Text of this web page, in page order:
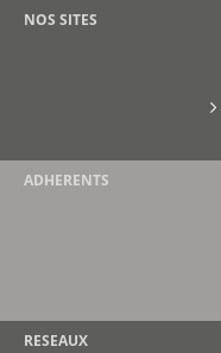
NOS SITES
ADHERENTS
RESEAUX